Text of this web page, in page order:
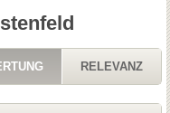
RELEVANZ